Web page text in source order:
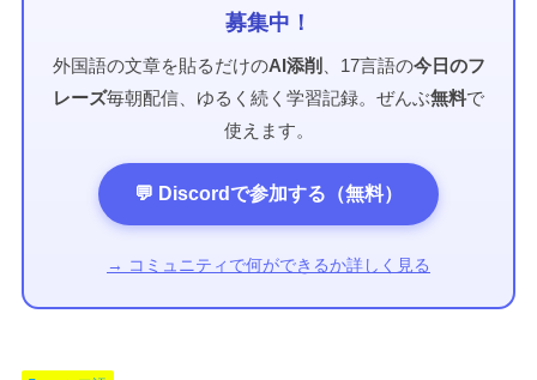
募集中！
外国語の文章を貼るだけのAI添削 、17言語の今日のフ
レーズ毎朝配信、ゆるく続く学習記録。ぜんぶ無料で
使えます。
💬 Discordで参加する（無料）
→ コミュニティで何ができるか詳しく見る